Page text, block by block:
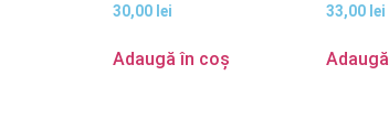
30,00 lei
Adaugă în coș
33,00 lei